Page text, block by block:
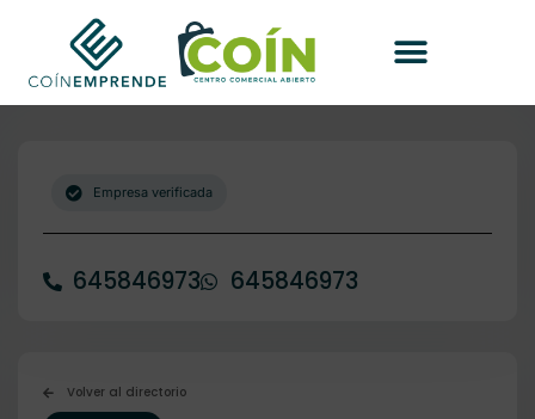
Volver al directorio
Empresa verificada
645846973 645846973